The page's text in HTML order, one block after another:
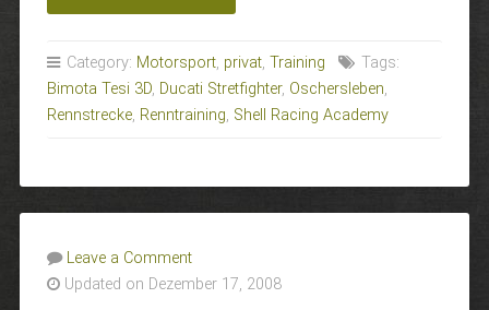
2009
WIE
IMMER,
NUR
BESSER“
Category: Motorsport, privat, Training
Tags:
Bimota Tesi 3D, Ducati Stretfighter, Oschersleben,
Rennstrecke, Renntraining, Shell Racing Academy
Leave a Comment
Updated on Dezember 17, 2008